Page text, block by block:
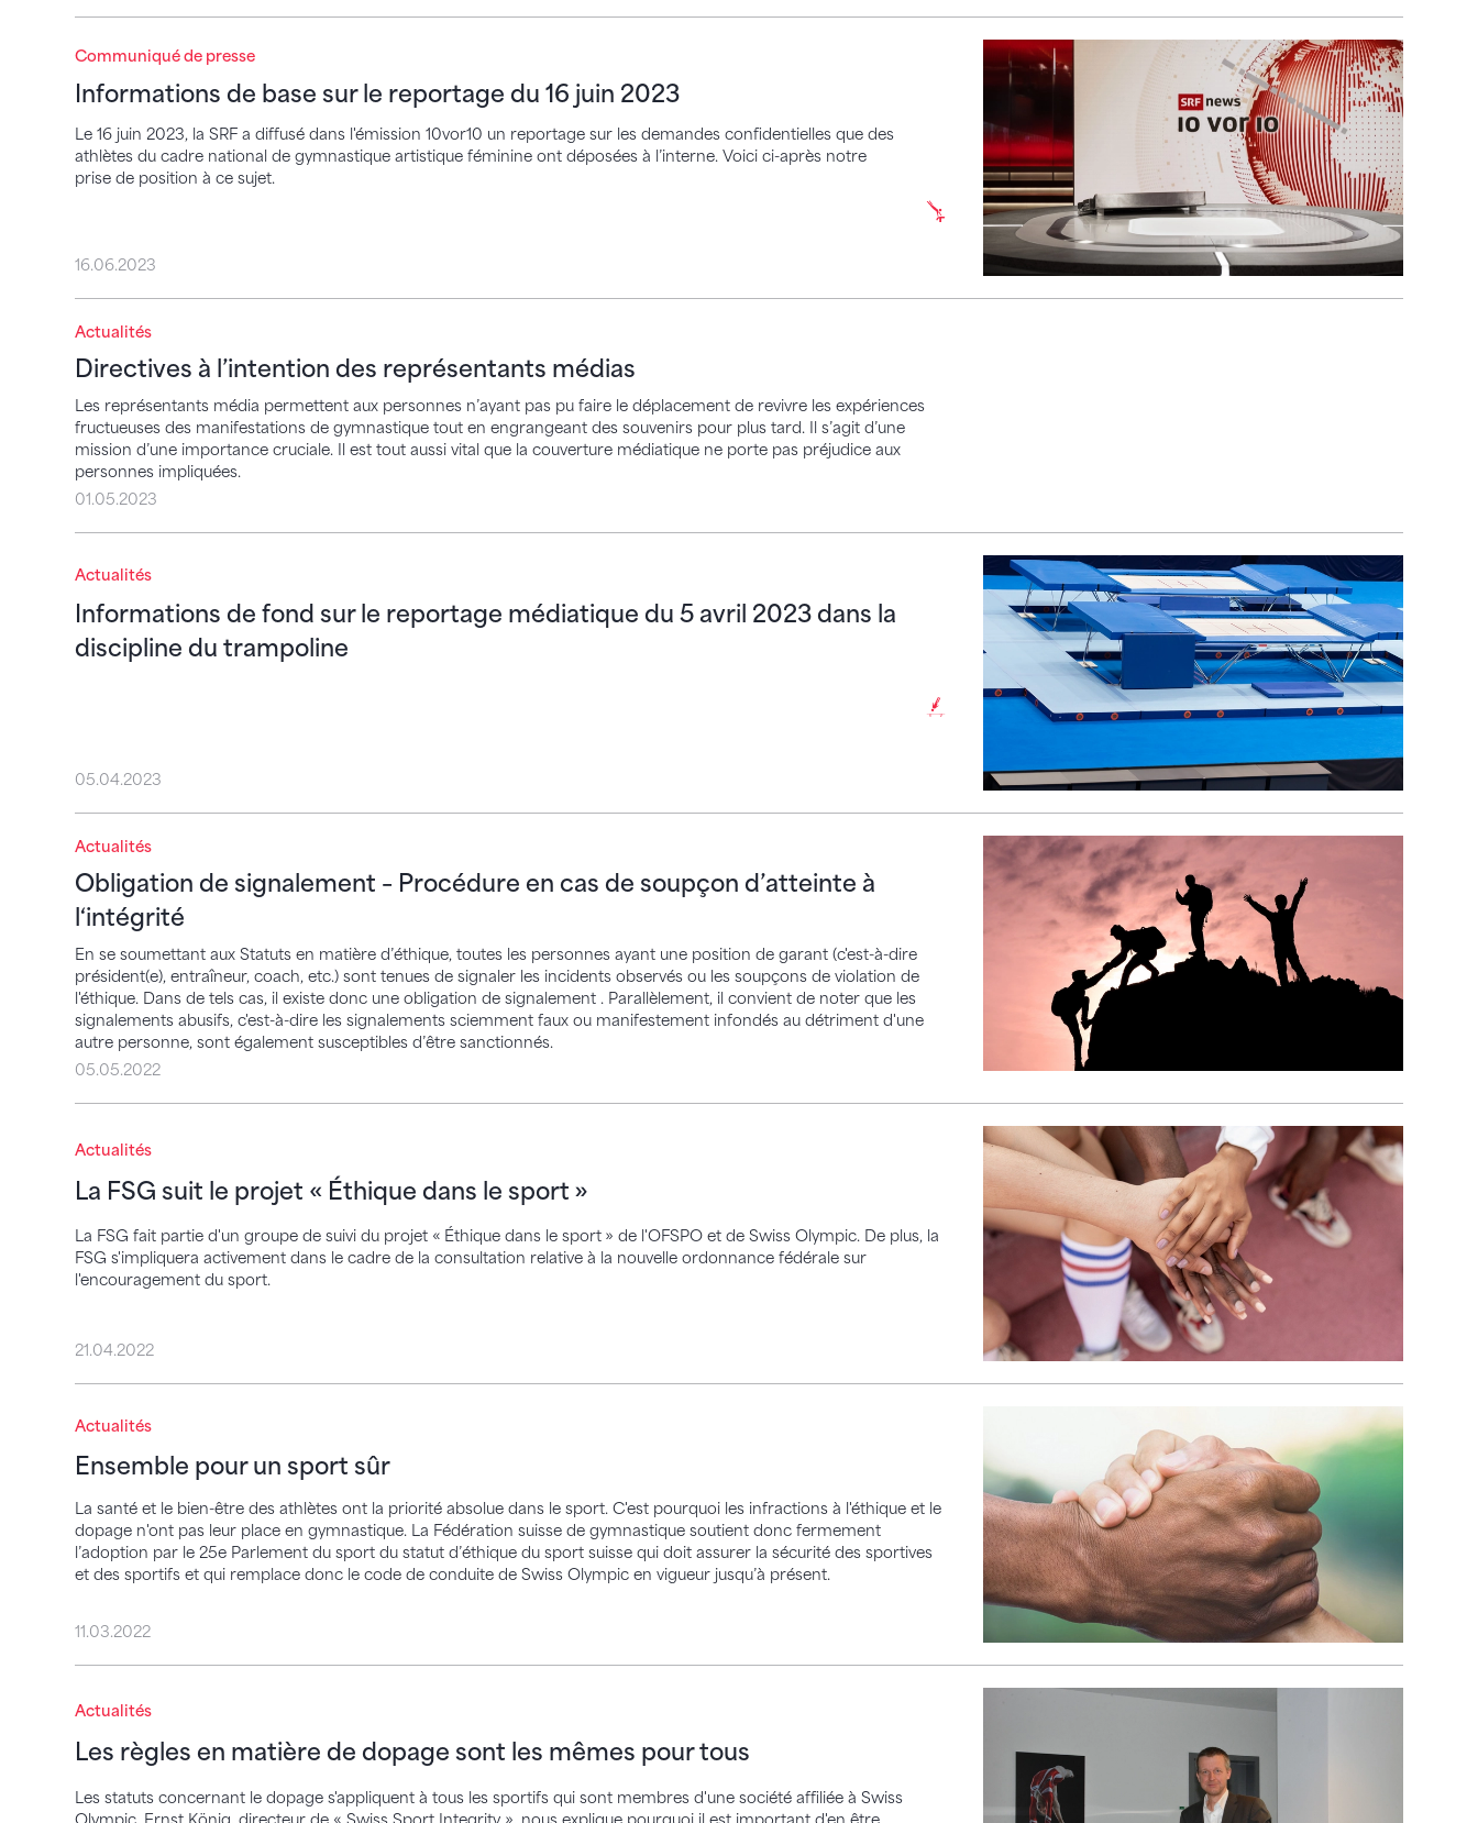
Communiqué de presse
Informations de base sur le reportage du 16 juin 2023
Le 16 juin 2023, la SRF a diffusé dans l'émission 10vor10 un reportage sur les demandes confidentielles que des
athlètes du cadre national de gymnastique artistique féminine ont déposées à l’interne. Voici ci-après notre
prise de position à ce sujet.
Informations de base sur le reportage du 16 juin 2023
16.06.2023
Actualités
Directives à l’intention des représentants médias
Les représentants média permettent aux personnes n’ayant pas pu faire le déplacement de revivre les expériences
fructueuses des manifestations de gymnastique tout en engrangeant des souvenirs pour plus tard. Il s’agit d’une
mission d’une importance cruciale. Il est tout aussi vital que la couverture médiatique ne porte pas préjudice aux
personnes impliquées.
Directives à l’intention des représentants médias
01.05.2023
Actualités
Informations de fond sur le reportage médiatique du 5 avril 2023 dans la
discipline du trampoline
Informations de fond sur le reportage médiatique du 5 avril 2023 dans la discipline du trampoline
05.04.2023
Actualités
Obligation de signalement – Procédure en cas de soupçon d’atteinte à
l‘intégrité
En se soumettant aux Statuts en matière d’éthique, toutes les personnes ayant une position de garant (c'est-à-dire
président(e), entraîneur, coach, etc.) sont tenues de signaler les incidents observés ou les soupçons de violation de
l'éthique. Dans de tels cas, il existe donc une obligation de signalement . Parallèlement, il convient de noter que les
signalements abusifs, c'est-à-dire les signalements sciemment faux ou manifestement infondés au détriment d'une
autre personne, sont également susceptibles d’être sanctionnés.
Obligation de signalement – Procédure en cas de soupçon d’atteinte à l‘intégrité
05.05.2022
Actualités
La FSG suit le projet « Éthique dans le sport »
La FSG fait partie d'un groupe de suivi du projet « Éthique dans le sport » de l'OFSPO et de Swiss Olympic. De plus, la
FSG s'impliquera activement dans le cadre de la consultation relative à la nouvelle ordonnance fédérale sur
l'encouragement du sport.
La FSG suit le projet « Éthique dans le sport »
21.04.2022
Actualités
Ensemble pour un sport sûr
La santé et le bien-être des athlètes ont la priorité absolue dans le sport. C'est pourquoi les infractions à l'éthique et le
dopage n'ont pas leur place en gymnastique. La Fédération suisse de gymnastique soutient donc fermement
l’adoption par le 25e Parlement du sport du statut d’éthique du sport suisse qui doit assurer la sécurité des sportives
et des sportifs et qui remplace donc le code de conduite de Swiss Olympic en vigueur jusqu’à présent.
Ensemble pour un sport sûr
11.03.2022
Actualités
Les règles en matière de dopage sont les mêmes pour tous
Les statuts concernant le dopage s'appliquent à tous les sportifs qui sont membres d'une société affiliée à Swiss
Les règles en matière de dopage sont les mêmes pour tous